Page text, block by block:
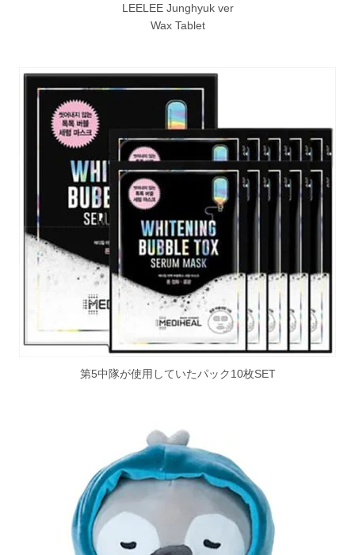
LEELEE Junghyuk ver
Wax Tablet
第5中隊が使用していたパック10枚SET